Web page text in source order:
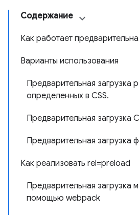
Содержание
Как работает
Варианты использования
Предварительная загрузка
определенных в CSS.
Предварительная загрузка
Предварительная загрузка
Как реализовать rel=preload
Предварительная загрузка
помощью webpack